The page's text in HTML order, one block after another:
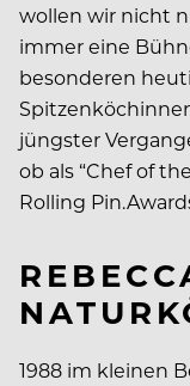
wollen wir nicht
immer eine
besonderen
jüngster
ob als “Chef of
Rolling
1988 im kleinen